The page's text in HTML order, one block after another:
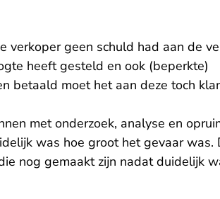
geen schuld had aan de
heeft gesteld en ook (beperkte)
betaald moet het aan deze toch
met onderzoek, analyse en
was hoe groot het gevaar was.
nog gemaakt zijn nadat duidelijk